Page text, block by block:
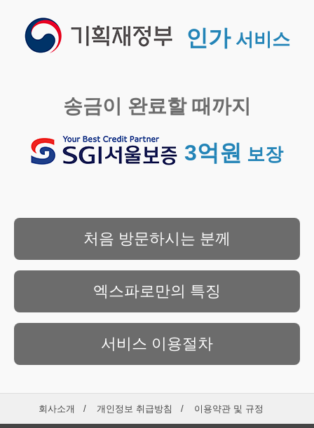
인가 서비스
송금이 완료할 때까지
3억원 보장
처음 방문하시는 분께
엑스파로만의 특징
서비스 이용절차
회사소개 개인정보 취급방침 이용약관 및 규정